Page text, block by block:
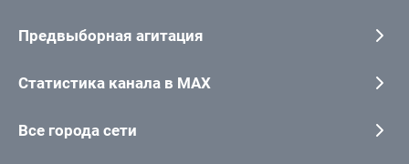
Предвыборная агитация
Статистика канала в MAX
Все города сети